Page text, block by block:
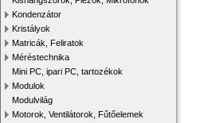
Kondenzátor
Kristályok
Matricák, Feliratok
Méréstechnika
Mini PC, ipari PC, tartozékok
Modulok
Modulvilág
Motorok, Ventilátorok, Fűtőelemek